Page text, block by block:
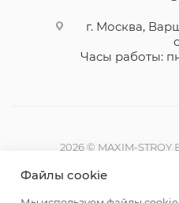
г. Москва,
Часы работы:
2026 © MAXIM-
офертой определяемой
Гражданского кодекса
Файлы cookie